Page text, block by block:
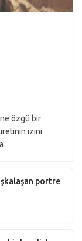
özgü bir
izini
portre